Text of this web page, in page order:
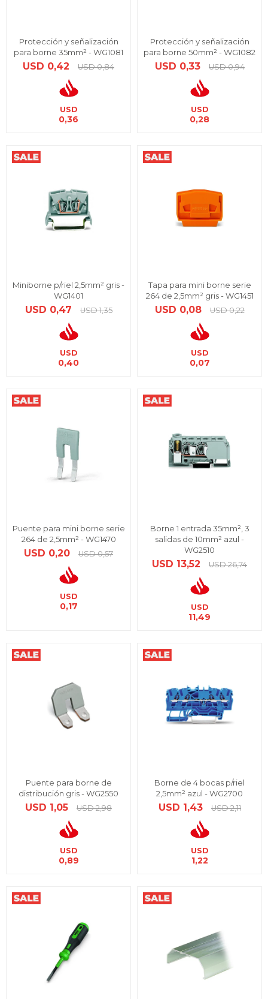
Protección y señalización
para borne 35mm² - WG1081
USD 0,42 USD 0,84
USD
0,36
Protección y señalización
para borne 50mm² - WG1082
USD 0,33 USD 0,94
USD
0,28
Miniborne p/riel 2,5mm² gris -
WG1401
USD 0,47 USD 1,35
USD
0,40
Tapa para mini borne serie
264 de 2,5mm² gris - WG1451
USD 0,08 USD 0,22
USD
0,07
Puente para mini borne serie
264 de 2,5mm² - WG1470
USD 0,20 USD 0,57
USD
0,17
Borne 1 entrada 35mm², 3
salidas de 10mm² azul -
WG2510
USD 13,52 USD 26,74
USD
11,49
Puente para borne de
distribución gris - WG2550
USD 1,05 USD 2,98
USD
0,89
Borne de 4 bocas p/riel
2,5mm² azul - WG2700
USD 1,43 USD 2,11
USD
1,22